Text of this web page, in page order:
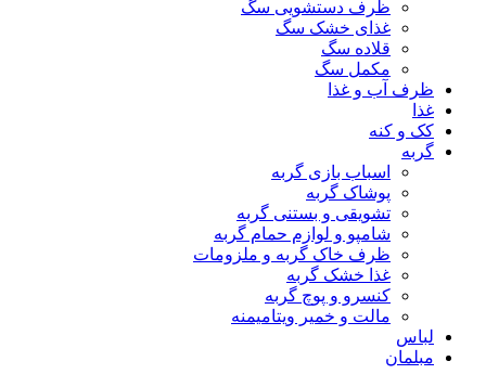
ظرف دستشویی سگ
غذای خشک سگ
قلاده سگ
مکمل سگ
ظرف آب و غذا
غذا
کک و کنه
گربه
اسباب بازی گربه
پوشاک گربه
تشویقی و بستنی گربه
شامپو و لوازم حمام گربه
ظرف خاک گربه و ملزومات
غذا خشک گربه
کنسرو و پوچ گربه
مالت و خمیر ویتامیمنه
لباس
مبلمان